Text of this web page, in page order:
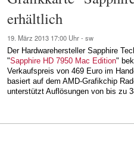
erhältlich
19. März 2013 17:00 Uhr - sw
Der Hardwarehersteller Sapphire
"Sapphire HD 7950 Mac Edition"
Verkaufspreis von 469 Euro im
basiert auf dem AMD-Grafikchip
unterstützt Auflösungen von bis zu